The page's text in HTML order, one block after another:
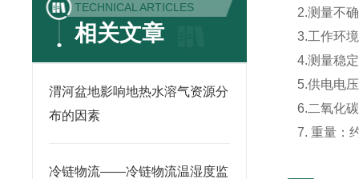
TECHNICAL ARTICLES
相关文章
渭河盆地影响地热水溶气资源分
布的因素
冷链物流——冷链物流温湿度监
2.测量不
3.工作环
4.测量稳
5.供电电
6.二氧化
7. 重量：